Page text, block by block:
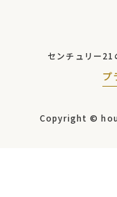
センチュリー21
プ
Copyright ©